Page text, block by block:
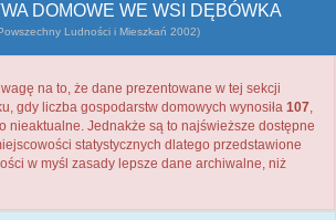
DOMOWE WE WSI DĘBÓWKA
Ludności i Mieszkań 2002)
na to, że dane prezentowane w tej sekcji
gdy liczba gospodarstw domowych wynosiła 107,
nieaktualne. Jednakże są to najświeższe dostępne
statystycznych dlatego przedstawione
w myśl zasady lepsze dane archiwalne, niż